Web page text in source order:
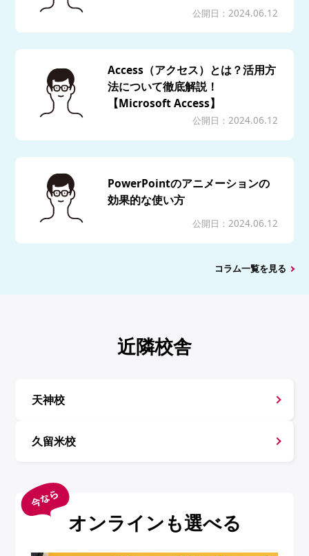
公開日：2024.06.12
Access（アクセス）とは？活用方
法について徹底解説！
【Microsoft Access】
公開日：2024.06.12
PowerPointのアニメーションの
効果的な使い方
公開日：2024.06.12
コラム一覧を見る
近隣校舎
天神校
久留米校
オンラインも選べる